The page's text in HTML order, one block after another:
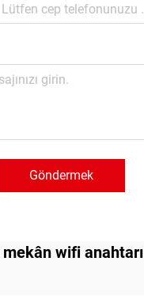
Göndermek
mekân wifi anahtarı